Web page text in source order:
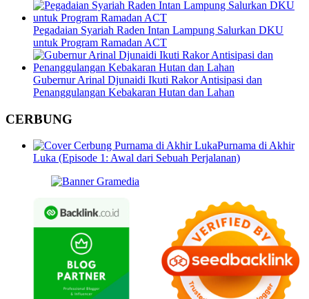
Pegadaian Syariah Raden Intan Lampung Salurkan DKU
untuk Program Ramadan ACT
Gubernur Arinal Djunaidi Ikuti Rakor Antisipasi dan
Penanggulangan Kebakaran Hutan dan Lahan
CERBUNG
Purnama di Akhir
Luka (Episode 1: Awal dari Sebuah Perjalanan)